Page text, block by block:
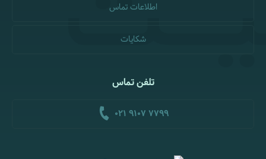
اطلاعات تماس
شکایات
تلفن تماس
021 9107 7799